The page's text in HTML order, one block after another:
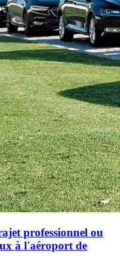
professionnel ou
à l'aéroport de